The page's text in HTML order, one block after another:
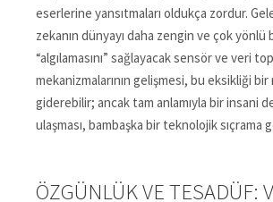
eserlerine yansıtmaları oldukça zordur.
zekanın dünyayı daha zengin ve çok yönlü
“algılamasını” sağlayacak sensör ve veri
mekanizmalarının gelişmesi, bu eksikliği
giderebilir; ancak tam anlamıyla bir insani
ulaşması, bambaşka bir teknolojik sıçrama
ÖZGÜNLÜK VE TESADÜF: